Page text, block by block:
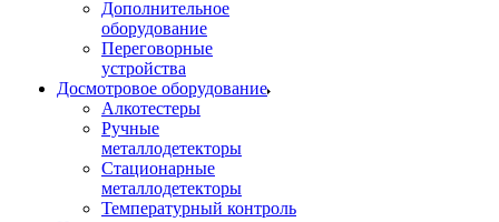
Дополнительное
оборудование
Переговорные
устройства
Досмотровое оборудование
Алкотестеры
Ручные
металлодетекторы
Стационарные
металлодетекторы
Температурный контроль